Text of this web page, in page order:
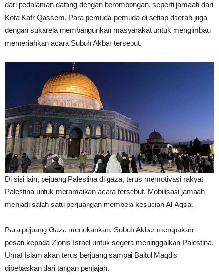
dari pedalaman datang dengan berombongan, seperti jamaah dari
Kota Kafr Qassem. Para pemuda-pemuda di setiap daerah juga
dengan sukarela membangunkan masyarakat untuk mengimbau
memeriahkan acara Subuh Akbar tersebut.
Di sisi lain, pejuang Palestina di gaza, terus memotivasi rakyat
Palestina untuk meramaikan acara tersebut. Mobilisasi jamaah
menjadi salah satu perjuangan membela kesucian Al-Aqsa.
Para pejuang Gaza menekankan, Subuh Akbar merupakan
pesan kepada Zionis Israel untuk segera meninggalkan Palestina.
Umat Islam akan terus berjuang sampai Baitul Maqdis
dibebaskan dari tangan penjajah.